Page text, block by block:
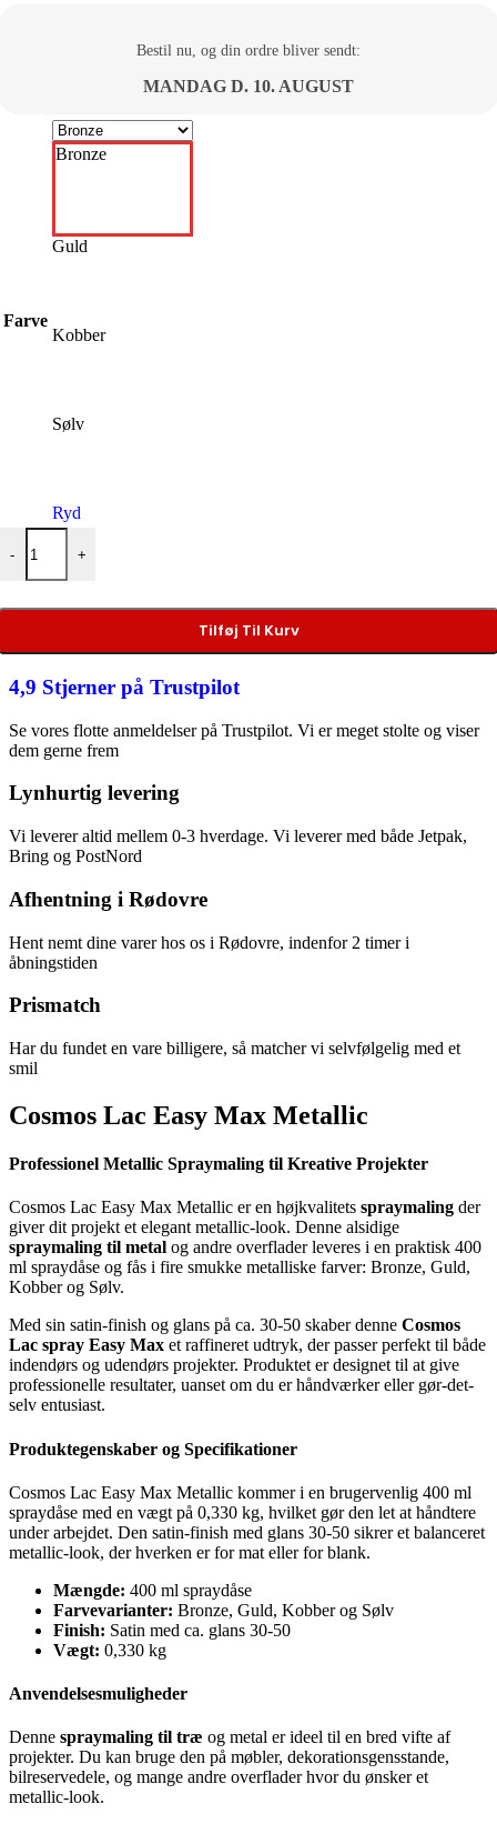
Bestil nu, og din ordre bliver sendt:
MANDAG D. 10. AUGUST
Farve
Bronze
Guld
Kobber
Sølv
Ryd
-
Lac Easy Max Metallic antal
+
Tilføj Til Kurv
4,9 Stjerner på Trustpilot
Se vores flotte anmeldelser på Trustpilot. Vi er meget stolte og viser
dem gerne frem
Lynhurtig levering
Vi leverer altid mellem 0-3 hverdage. Vi leverer med både Jetpak,
Bring og PostNord
Afhentning i Rødovre
Hent nemt dine varer hos os i Rødovre, indenfor 2 timer i
åbningstiden
Prismatch
Har du fundet en vare billigere, så matcher vi selvfølgelig med et
smil
Cosmos Lac Easy Max Metallic
Professionel Metallic Spraymaling til Kreative Projekter
Cosmos Lac Easy Max Metallic er en højkvalitets spraymaling der
giver dit projekt et elegant metallic-look. Denne alsidige
spraymaling til metal og andre overflader leveres i en praktisk 400
ml spraydåse og fås i fire smukke metalliske farver: Bronze, Guld,
Kobber og Sølv.
Med sin satin-finish og glans på ca. 30-50 skaber denne Cosmos
Lac spray Easy Max et raffineret udtryk, der passer perfekt til både
indendørs og udendørs projekter. Produktet er designet til at give
professionelle resultater, uanset om du er håndværker eller gør-det-
selv entusiast.
Produktegenskaber og Specifikationer
Cosmos Lac Easy Max Metallic kommer i en brugervenlig 400 ml
spraydåse med en vægt på 0,330 kg, hvilket gør den let at håndtere
under arbejdet. Den satin-finish med glans 30-50 sikrer et balanceret
metallic-look, der hverken er for mat eller for blank.
Mængde: 400 ml spraydåse
Farvevarianter: Bronze, Guld, Kobber og Sølv
Finish: Satin med ca. glans 30-50
Vægt: 0,330 kg
Anvendelsesmuligheder
Denne spraymaling til træ og metal er ideel til en bred vifte af
projekter. Du kan bruge den på møbler, dekorationsgensstande,
bilreservedele, og mange andre overflader hvor du ønsker et
metallic-look.